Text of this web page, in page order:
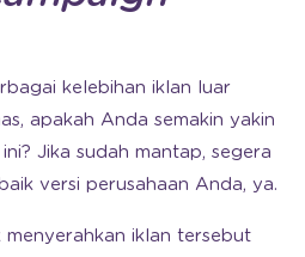
kelebihan iklan luar
apakah Anda semakin yakin
Jika sudah mantap, segera
versi perusahaan Anda, ya.
menyerahkan iklan tersebut